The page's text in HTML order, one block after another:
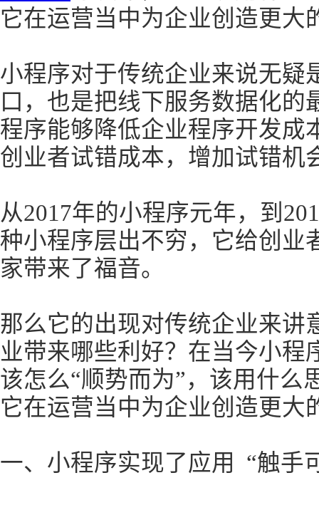
它在运营当中为企业创造更大
小程序对于传统企业来说无疑
口，也是把线下服务数据化的
程序能够降低企业程序开发成
创业者试错成本，增加试错机
从2017年的小程序元年，到
种小程序层出不穷，它给创业
家带来了福音。
那么它的出现对传统企业来讲
业带来哪些利好？在当今小程
该怎么“顺势而为”，该用什么
它在运营当中为企业创造更大
一、小程序实现了应用 “触手